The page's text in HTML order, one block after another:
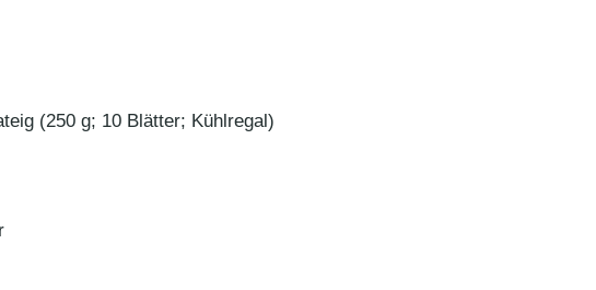
(250 g; 10 Blätter; Kühlregal)